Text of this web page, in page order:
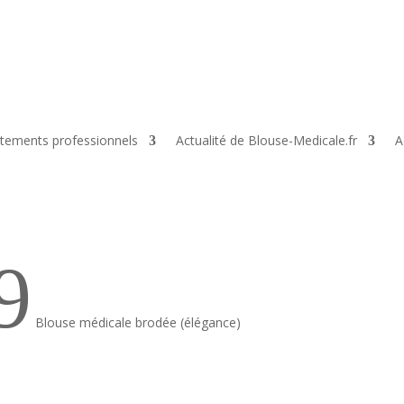
professionnels Actualité de Blouse-Medicale.fr
Blouse médicale brodée (élégance)